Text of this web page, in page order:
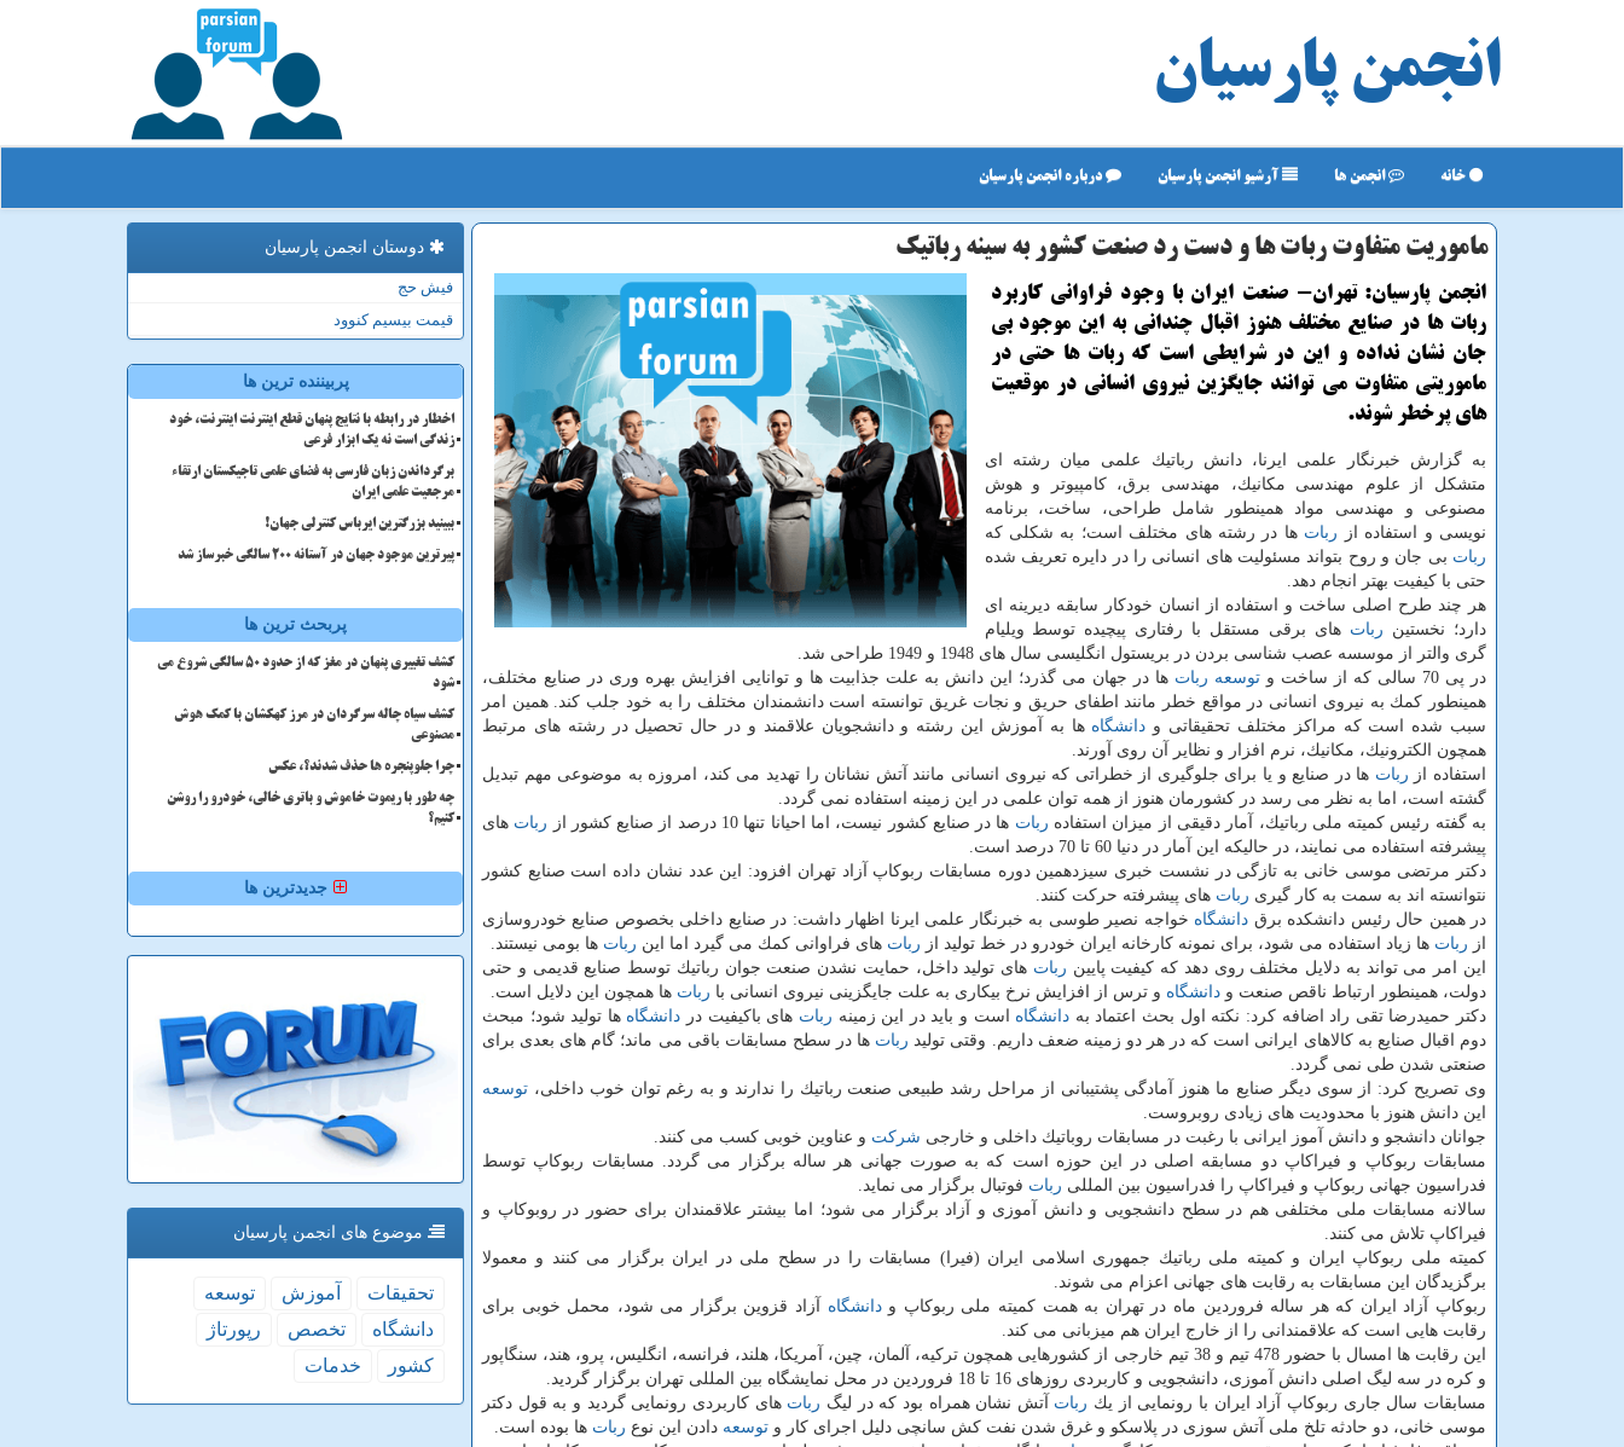
انجمن پارسیان
خانه انجمن ها آرشیو انجمن پارسیان درباره انجمن پارسیان
ماموریت متفاوت ربات ها و دست رد صنعت كشور به سینه رباتیك
انجمن پارسیان: تهران- صنعت ایران با وجود فراوانی كاربرد
ربات ها در صنایع مختلف هنوز اقبال چندانی به این موجود بی
جان نشان نداده و این در شرایطی است كه ربات ها حتی در
ماموریتی متفاوت می توانند جایگزین نیروی انسانی در موقعیت
های پرخطر شوند.
به گزارش خبرنگار علمی ایرنا، دانش رباتیك علمی میان رشته ای
متشكل از علوم مهندسی مكانیك، مهندسی برق، كامپیوتر و هوش
مصنوعی و مهندسی مواد همینطور شامل طراحی، ساخت، برنامه
نویسی و استفاده از ربات ها در رشته های مختلف است؛ به شكلی كه
ربات بی جان و روح بتواند مسئولیت های انسانی را در دایره تعریف شده
حتی با كیفیت بهتر انجام دهد.
هر چند طرح اصلی ساخت و استفاده از انسان خودكار سابقه دیرینه ای
دارد؛ نخستین ربات های برقی مستقل با رفتاری پیچیده توسط ویلیام
گری والتر از موسسه عصب شناسی بردن در بریستول انگلیسی سال های 1948 و 1949 طراحی شد.
در پی 70 سالی كه از ساخت و
توسعه ربات ها در جهان می گذرد؛ این دانش به علت جذابیت ها و توانایی افزایش بهره وری در صنایع مختلف،
همینطور كمك به نیروی انسانی در مواقع خطر مانند اطفای حریق و نجات غریق توانسته است دانشمندان مختلف را به خود جلب كند. همین امر
سبب شده است كه مراكز مختلف تحقیقاتی و دانشگاه ها به آموزش این رشته و دانشجویان علاقمند و در حال تحصیل در رشته های مرتبط
همچون الكترونیك، مكانیك، نرم افزار و نظایر آن روی آورند.
استفاده از ربات ها در صنایع و یا برای جلوگیری از خطراتی كه نیروی انسانی مانند آتش نشانان را تهدید می كند، امروزه به موضوعی مهم تبدیل
گشته است، اما به نظر می رسد در كشورمان هنوز از همه توان علمی در این زمینه استفاده نمی گردد.
به گفته رئیس كمیته ملی رباتیك، آمار دقیقی از میزان استفاده ربات ها در صنایع كشور نیست، اما احیانا تنها 10 درصد از صنایع كشور از ربات های
پیشرفته استفاده می نمایند، در حالیكه این آمار در دنیا 60 تا 70 درصد است.
دكتر مرتضی موسی خانی به تازگی در نشست خبری سیزدهمین دوره مسابقات ربوكاپ آزاد تهران افزود: این عدد نشان داده است صنایع كشور
نتوانسته اند به سمت به كار گیری ربات های پیشرفته حركت كنند.
در همین حال رئیس دانشكده برق دانشگاه خواجه نصیر طوسی به خبرنگار علمی ایرنا اظهار داشت: در صنایع داخلی بخصوص صنایع خودروسازی
از ربات ها زیاد استفاده می شود، برای نمونه كارخانه ایران خودرو در خط تولید از ربات های فراوانی كمك می گیرد اما این ربات ها بومی نیستند.
این امر می تواند به دلایل مختلف روی دهد كه كیفیت پایین ربات های تولید داخل، حمایت نشدن صنعت جوان رباتیك توسط صنایع قدیمی و حتی
دولت، همینطور ارتباط ناقص صنعت و دانشگاه و ترس از افزایش نرخ بیكاری به علت جایگزینی نیروی انسانی با ربات ها همچون این دلایل است.
دكتر حمیدرضا تقی راد اضافه كرد: نكته اول بحث اعتماد به دانشگاه است و باید در این زمینه ربات های باكیفیت در دانشگاه ها تولید شود؛ مبحث
دوم اقبال صنایع به كالاهای ایرانی است كه در هر دو زمینه ضعف داریم. وقتی تولید ربات ها در سطح مسابقات باقی می ماند؛ گام های بعدی برای
صنعتی شدن طی نمی گردد.
وی تصریح كرد: از سوی دیگر صنایع ما هنوز آمادگی پشتیبانی از مراحل رشد طبیعی صنعت رباتیك را ندارند و به رغم توان خوب داخلی، توسعه
این دانش هنوز با محدودیت های زیادی روبروست.
جوانان دانشجو و دانش آموز ایرانی با رغبت در مسابقات روباتیك داخلی و خارجی شركت و عناوین خوبی كسب می كنند.
مسابقات ربوكاپ و فیراكاپ دو مسابقه اصلی در این حوزه است كه به صورت جهانی هر ساله برگزار می گردد. مسابقات ربوكاپ توسط
فدراسیون جهانی ربوكاپ و فیراكاپ را فدراسیون بین المللی ربات فوتبال برگزار می نماید.
سالانه مسابقات ملی مختلفی هم در سطح دانشجویی و دانش آموزی و آزاد برگزار می شود؛ اما بیشتر علاقمندان برای حضور در روبوكاپ و
فیراكاپ تلاش می كنند.
كمیته ملی ربوكاپ ایران و كمیته ملی رباتیك جمهوری اسلامی ایران (فیرا) مسابقات را در سطح ملی در ایران برگزار می كنند و معمولا
برگزیدگان این مسابقات به رقابت های جهانی اعزام می شوند.
ربوكاپ آزاد ایران كه هر ساله فروردین ماه در تهران به همت كمیته ملی ربوكاپ ودانشگاه آزاد قزوین برگزار می شود، محمل خوبی برای
رقابت هایی است كه علاقمندانی را از خارج ایران هم میزبانی می كند.
این رقابت ها امسال با حضور 478 تیم و 38 تیم خارجی از كشورهایی همچون تركیه، آلمان، چین، آمریكا، هلند، فرانسه، انگلیس، پرو، هند، سنگاپور
و كره در سه لیگ اصلی دانش آموزی، دانشجویی و كاربردی روزهای 16 تا 18 فروردین در محل نمایشگاه بین المللی تهران برگزار گردید.
مسابقات سال جاری ربوكاپ آزاد ایران با رونمایی از یك ربات آتش نشان همراه بود كه در لیگ ربات های كاربردی رونمایی گردید و به قول دكتر
موسی خانی، دو حادثه تلخ ملی آتش سوزی در پلاسكو و غرق شدن نفت كش سانچی دلیل اجرای كار و توسعه دادن این نوع ربات ها بوده است.
دوستان انجمن پارسیان
فیش حج
قیمت بیسیم کنوود
پربیننده ترین ها
اخطار در رابطه با نتایج پنهان قطع اینترنت اینترنت، خود
زندگی است نه یک ابزار فرعی
برگرداندن زبان فارسی به فضای علمی تاجیکستان ارتقاء
مرجعیت علمی ایران
ببینید بزرگترین ایرباس کنترلی جهان!
پیرترین موجود جهان در آستانه ۲۰۰ سالگی خبرساز شد
پربحث ترین ها
کشف تغییری پنهان در مغز که از حدود 50 سالگی شروع می
شود
کشف سیاه چاله سرگردان در مرز کهکشان با کمک هوش
مصنوعی
چرا جلوپنجره ها حذف شدند؟، عکس
چه طور با ریموت خاموش و باتری خالی، خودرو را روشن
کنیم؟
جدیدترین ها
موضوع های انجمن پارسیان
تحقیقات آموزش
توسعه
دانشگاه
تخصص
رپورتاژ
كشور
خدمات